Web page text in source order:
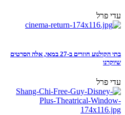
עדי פרל
בתי הקולנוע חוזרים ב-27 במאי, אלה הסרטים
שיוקרנו
עדי פרל